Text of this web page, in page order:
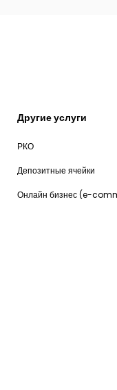
Другие услуги
РКО
Депозитные ячейки
Онлайн бизнес (e-